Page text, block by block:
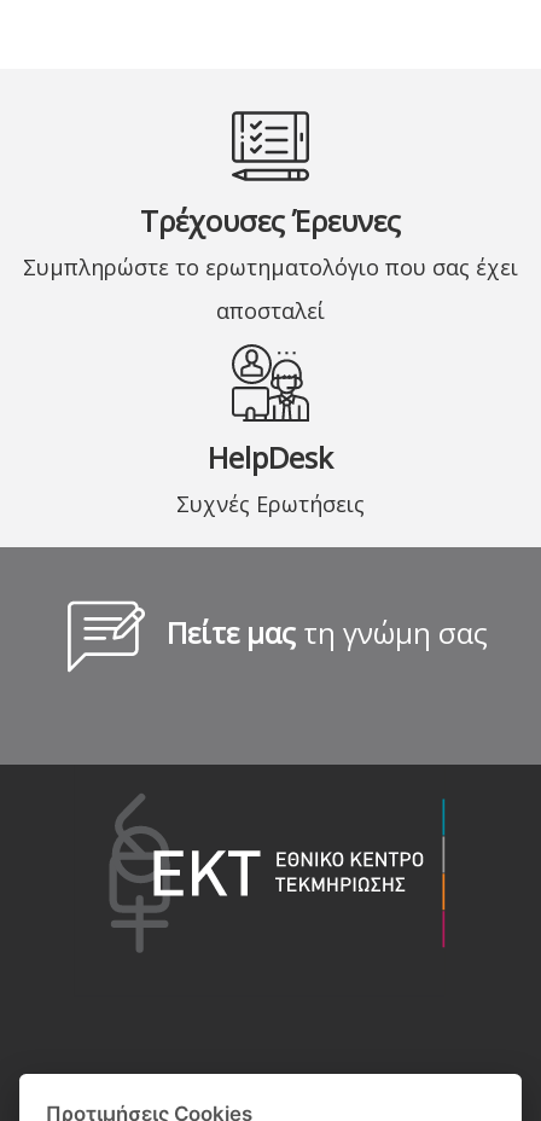
Τρέχουσες Έρευνες
Συμπληρώστε το ερωτηματολόγιο που σας έχει
αποσταλεί
HelpDesk
Συχνές Ερωτήσεις
Πείτε μας τη γνώμη σας
Προτιμήσεις Cookies